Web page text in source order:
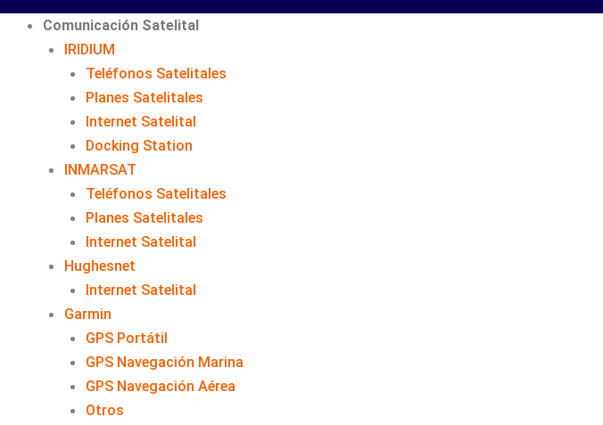
Comunicación Satelital
IRIDIUM
Teléfonos Satelitales
Planes Satelitales
Internet Satelital
Docking Station
INMARSAT
Teléfonos Satelitales
Planes Satelitales
Internet Satelital
Hughesnet
Internet Satelital
Garmin
GPS Portátil
GPS Navegación Marina
GPS Navegación Aérea
Otros